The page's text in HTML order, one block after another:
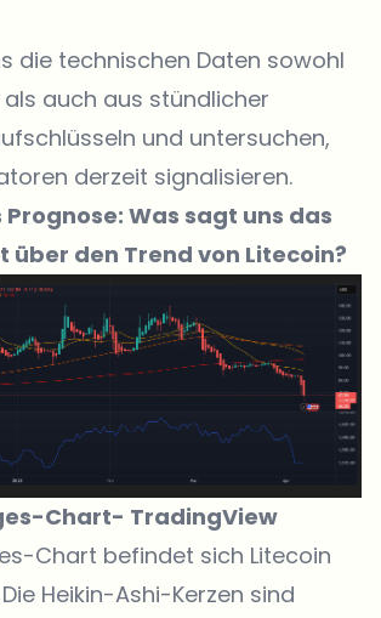
die technischen Daten sowohl
auch aus stündlicher
und untersuchen,
derzeit signalisieren.
Prognose: Was sagt uns das
über den Trend von Litecoin?
Chart- TradingView
Chart befindet sich Litecoin
Die Heikin-Ashi-Kerzen sind